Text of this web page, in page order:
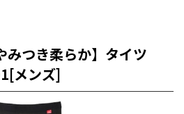
みつき柔らか】タイツ
メンズ]